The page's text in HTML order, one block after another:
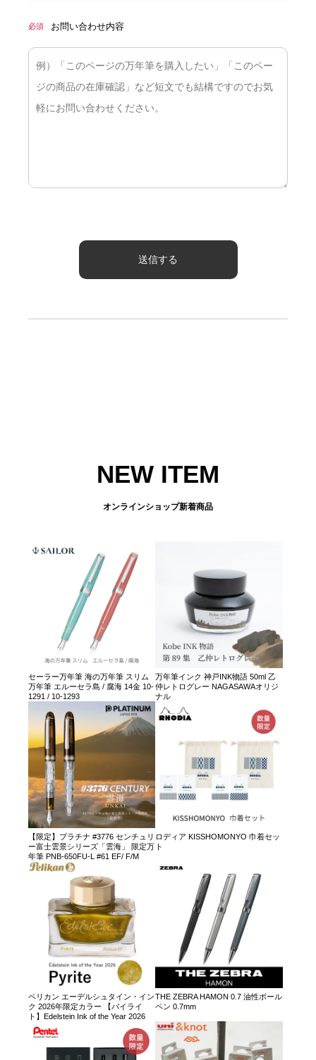
必須 お問い合わせ内容
NEW ITEM
オンラインショップ新着商品
セーラー万年筆 海の万年筆 スリム
万年筆 エルーセラ島 / 腐海 14金 10-
1291 / 10-1293
万年筆インク 神戸INK物語 50ml 乙
仲レトログレー NAGASAWAオリジ
ナル
【限定】プラチナ #3776 センチュリ
ー富士雲景シリーズ「雲海」 限定万
年筆 PNB-650FU-L #61 EF/ F/M
ロディア KISSHOMONYO 巾着セッ
ト
ペリカン エーデルシュタイン・イン
ク 2026年限定カラー 【パイライ
ト】Edelstein Ink of the Year 2026
THE ZEBRA HAMON 0.7 油性ボール
ペン 0.7mm